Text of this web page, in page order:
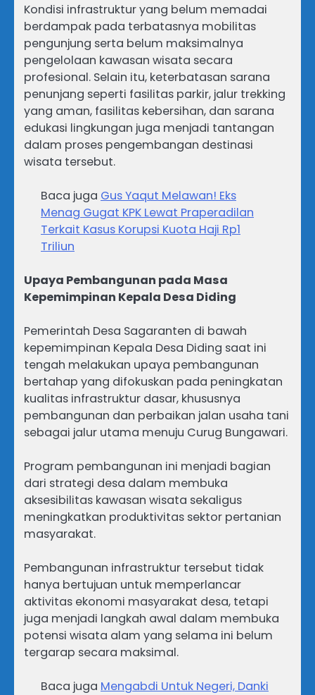
Kondisi infrastruktur yang belum memadai
berdampak pada terbatasnya mobilitas
pengunjung serta belum maksimalnya
pengelolaan kawasan wisata secara
profesional. Selain itu, keterbatasan sarana
penunjang seperti fasilitas parkir, jalur trekking
yang aman, fasilitas kebersihan, dan sarana
edukasi lingkungan juga menjadi tantangan
dalam proses pengembangan destinasi
wisata tersebut.
Baca juga Gus Yaqut Melawan! Eks
Menag Gugat KPK Lewat Praperadilan
Terkait Kasus Korupsi Kuota Haji Rp1
Triliun
Upaya Pembangunan pada Masa
Kepemimpinan Kepala Desa Diding
Pemerintah Desa Sagaranten di bawah
kepemimpinan Kepala Desa Diding saat ini
tengah melakukan upaya pembangunan
bertahap yang difokuskan pada peningkatan
kualitas infrastruktur dasar, khususnya
pembangunan dan perbaikan jalan usaha tani
sebagai jalur utama menuju Curug Bungawari.
Program pembangunan ini menjadi bagian
dari strategi desa dalam membuka
aksesibilitas kawasan wisata sekaligus
meningkatkan produktivitas sektor pertanian
masyarakat.
Pembangunan infrastruktur tersebut tidak
hanya bertujuan untuk memperlancar
aktivitas ekonomi masyarakat desa, tetapi
juga menjadi langkah awal dalam membuka
potensi wisata alam yang selama ini belum
tergarap secara maksimal.
Baca juga Mengabdi Untuk Negeri, Danki